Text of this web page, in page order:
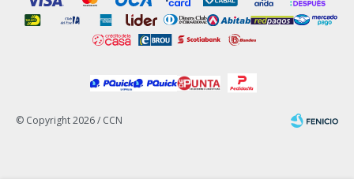
© Copyright 2026 / CCN